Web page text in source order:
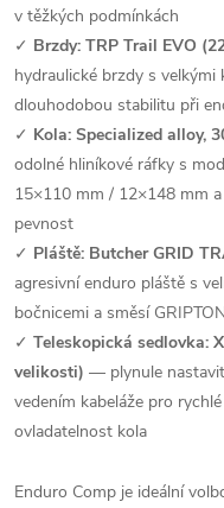
v těžkých podmínkách
✓ Brzdy: TRP Trail EVO
hydraulické brzdy s
dlouhodobou stabilitu při
✓ Kola: Specialized alloy,
odolné hliníkové ráfky s
15×110 mm / 12×148 mm
pevnost
✓ Pláště: Butcher GRID
agresivní enduro pláště s
bočnicemi a směsí
✓ Teleskopická sedlovka:
velikosti) — plynule
vedením kabeláže pro
ovladatelnost kola
Enduro Comp je ideální